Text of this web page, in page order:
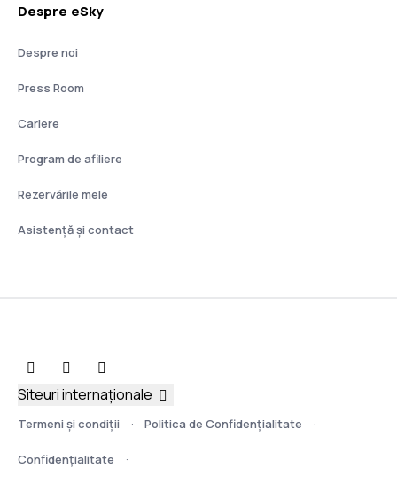
Despre eSky
Despre noi
Press Room
Cariere
Program de afiliere
Rezervările mele
Asistenţă şi contact
Termeni şi condiţii Politica de Confidențialitate
Confidențialitate
Siteuri internaționale